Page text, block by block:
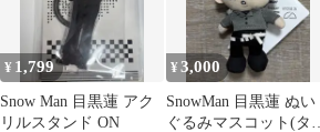
¥ 1,799
Snow Man 目黒蓮 アク
リルスタンド ON
¥3,000
SnowMan 目黒蓮 ぬい
ぐるみマスコット(タグ